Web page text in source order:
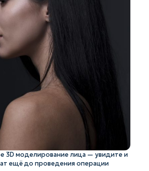
3D моделирование лица — увидите и
ещё до проведения операции